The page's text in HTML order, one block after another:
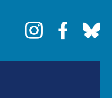
Instagram